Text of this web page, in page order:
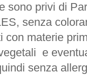
sono privi di
senza
con materie
e
senza